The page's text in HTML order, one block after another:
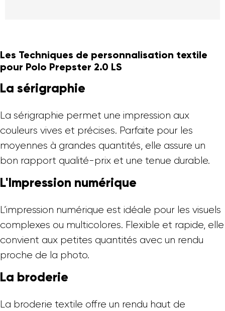
Les Techniques de personnalisation textile
pour Polo Prepster 2.0 LS
La sérigraphie
La sérigraphie permet une impression aux
couleurs vives et précises. Parfaite pour les
moyennes à grandes quantités, elle assure un
bon rapport qualité-prix et une tenue durable.
L'Impression numérique
L’impression numérique est idéale pour les visuels
complexes ou multicolores. Flexible et rapide, elle
convient aux petites quantités avec un rendu
proche de la photo.
La broderie
La broderie textile offre un rendu haut de